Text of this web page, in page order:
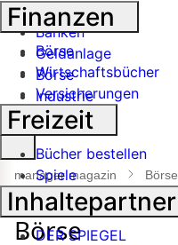
Handel
Banken
Geldanlage
Börse
Industrie
Suche
öffnen
manager magazin Börse
Finanzen
Börse
Wirtschaftsbücher
Versicherungen
Freizeit
Bücher bestellen
Spiele
Inhaltepartner
DER SPIEGEL